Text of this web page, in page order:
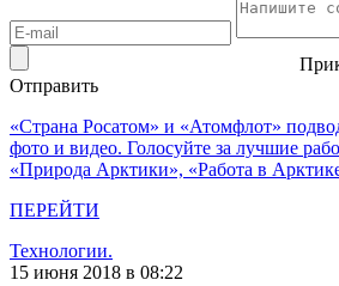
Отправить
«Страна Росатом» и «Атомфлот»
фото и видео. Голосуйте за лучшие
«Природа Арктики», «Работа в
ПЕРЕЙТИ
Технологии.
15 июня 2018 в 08:22